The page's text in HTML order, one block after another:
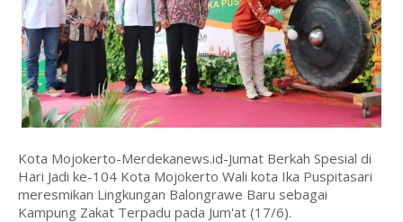
Kota Mojokerto-Merdekanews.id-Jumat Berkah Spesial di
Hari Jadi ke-104 Kota Mojokerto Wali kota Ika Puspitasari
meresmikan Lingkungan Balongrawe Baru sebagai
Kampung Zakat Terpadu pada Jum'at (17/6).